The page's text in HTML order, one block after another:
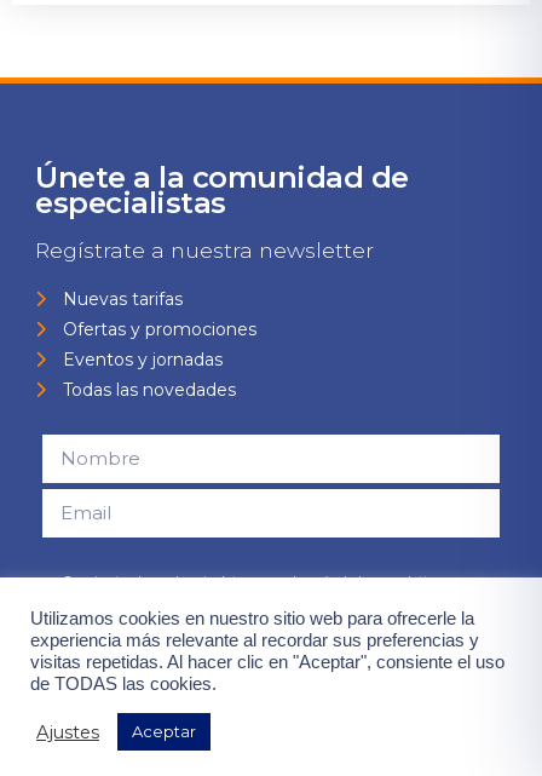
Únete a la comunidad de
especialistas
Regístrate a nuestra newsletter
Nuevas tarifas
Ofertas y promociones
Eventos y jornadas
Todas las novedades
Consiento el uso de mis datos para el envío de la newsletter,
¡Quiero mis ventajas!
Utilizamos cookies en nuestro sitio web para ofrecerle la
experiencia más relevante al recordar sus preferencias y
visitas repetidas. Al hacer clic en "Aceptar", consiente el uso
de TODAS las cookies.
Ajustes Aceptar